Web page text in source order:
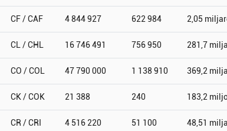
CF / CAF 4 844 927 622 984 2,05
CL / CHL 16 746 491 756 950 281,7
CO / COL 47 790 000 1 138 910 369,2
CK / COK 21 388 240 183,2
CR / CRI 4 516 220 51 100 48,51